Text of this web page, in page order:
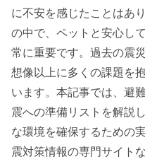
に不安を感じたことはあ
の中で、ペットと安心し
常に重要です。過去の震
想像以上に多くの課題を
います。本記事では、避
震への準備リストを解説
な環境を確保するための
震対策情報の専門サイト